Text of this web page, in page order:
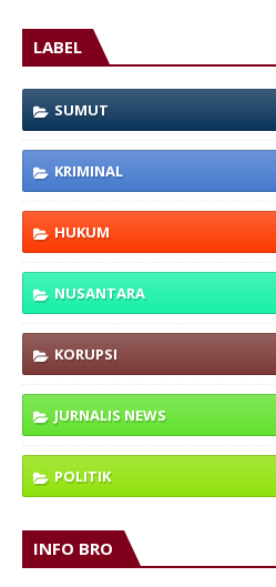
LABEL
SUMUT
KRIMINAL
HUKUM
NUSANTARA
KORUPSI
JURNALIS NEWS
POLITIK
INFO BRO